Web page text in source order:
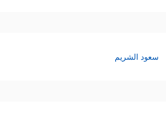
سعود الشريم